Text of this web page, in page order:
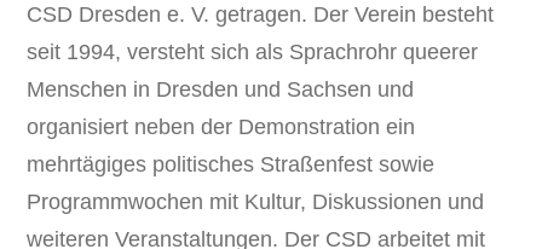
CSD Dresden e. V. getragen. Der Verein besteht
seit 1994, versteht sich als Sprachrohr queerer
Menschen in Dresden und Sachsen und
organisiert neben der Demonstration ein
mehrtägiges politisches Straßenfest sowie
Programmwochen mit Kultur, Diskussionen und
weiteren Veranstaltungen. Der CSD arbeitet mit